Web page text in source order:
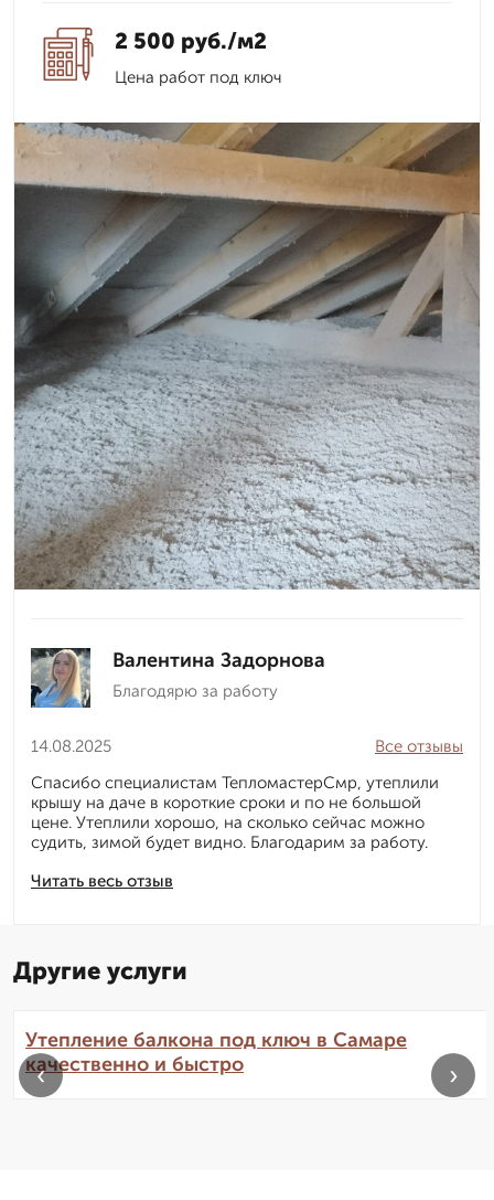
2 500 руб./м2
Цена работ под ключ
Валентина Задорнова
Благодярю за работу
14.08.2025
Читать весь отзыв
Все отзывы
Спасибо специалистам ТепломастерСмр, утеплили
крышу на даче в короткие сроки и по не большой
цене. Утеплили хорошо, на сколько сейчас можно
судить, зимой будет видно. Благодарим за работу.
Другие услуги
Утепление балкона под ключ в Самаре
качественно и быстро
‹ ›